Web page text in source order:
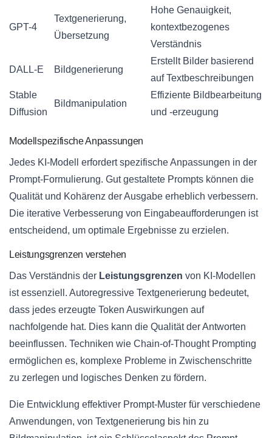
GPT-4
Textgenerierung,
Übersetzung
Hohe Genauigkeit,
kontextbezogenes
Verständnis
DALL-E Bildgenerierung
Erstellt Bilder basierend
auf Textbeschreibungen
Stable
Diffusion
Bildmanipulation
Effiziente Bildbearbeitung
und -erzeugung
Modellspezifische Anpassungen
Jedes KI-Modell erfordert spezifische Anpassungen in der
Prompt-Formulierung. Gut gestaltete Prompts können die
Qualität und Kohärenz der Ausgabe erheblich verbessern.
Die iterative Verbesserung von Eingabeaufforderungen ist
entscheidend, um optimale Ergebnisse zu erzielen.
Leistungsgrenzen verstehen
Das Verständnis der Leistungsgrenzen von KI-Modellen
ist essenziell. Autoregressive Textgenerierung bedeutet,
dass jedes erzeugte Token Auswirkungen auf
nachfolgende hat. Dies kann die Qualität der Antworten
beeinflussen. Techniken wie Chain-of-Thought Prompting
ermöglichen es, komplexe Probleme in Zwischenschritte
zu zerlegen und logisches Denken zu fördern.
Die Entwicklung effektiver Prompt-Muster für verschiedene
Anwendungen, von Textgenerierung bis hin zu